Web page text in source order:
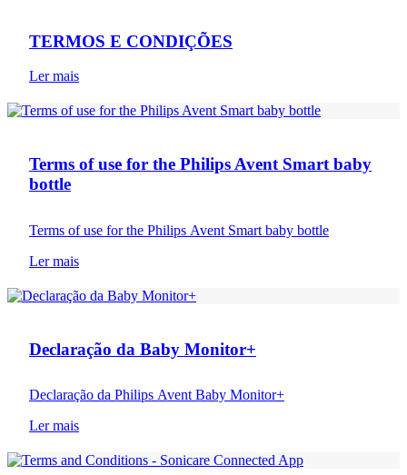
TERMOS E CONDIÇÕES
Ler mais
Terms of use for the Philips Avent Smart baby
bottle
Terms of use for the Philips Avent Smart baby bottle
Ler mais
Declaração da Baby Monitor+
Declaração da Philips Avent Baby Monitor+
Ler mais